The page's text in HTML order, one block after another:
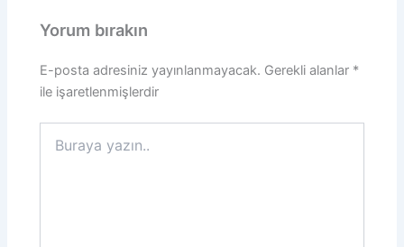
Yorum bırakın
E-posta adresiniz yayınlanmayacak. Gerekli alanlar *
ile işaretlenmişlerdir
yazın..